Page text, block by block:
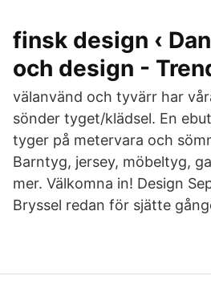
finsk design ‹
och design -
välanvänd och tyvärr har
sönder tyget/klädsel. En
tyger på metervara och
Barntyg, jersey, möbeltyg,
mer. Välkomna in! Design
Bryssel redan för sjätte